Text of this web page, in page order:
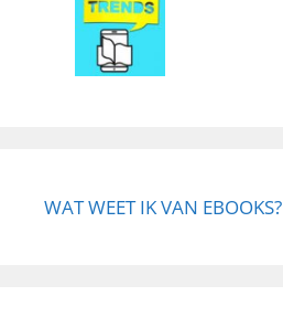
WAT WEET IK VAN EBOOKS?